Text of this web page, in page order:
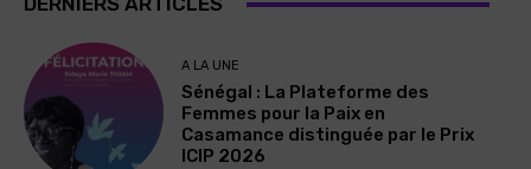
A LA UNE
Sénégal : La Plateforme des
Femmes pour la Paix en
Casamance distinguée par le Prix
ICIP 2026